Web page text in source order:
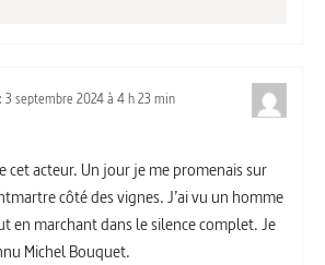
3 septembre 2024 à 4 h 23 min
cet acteur. Un jour je me promenais sur
côté des vignes. J’ai vu un homme
en marchant dans le silence complet. Je
Michel Bouquet.